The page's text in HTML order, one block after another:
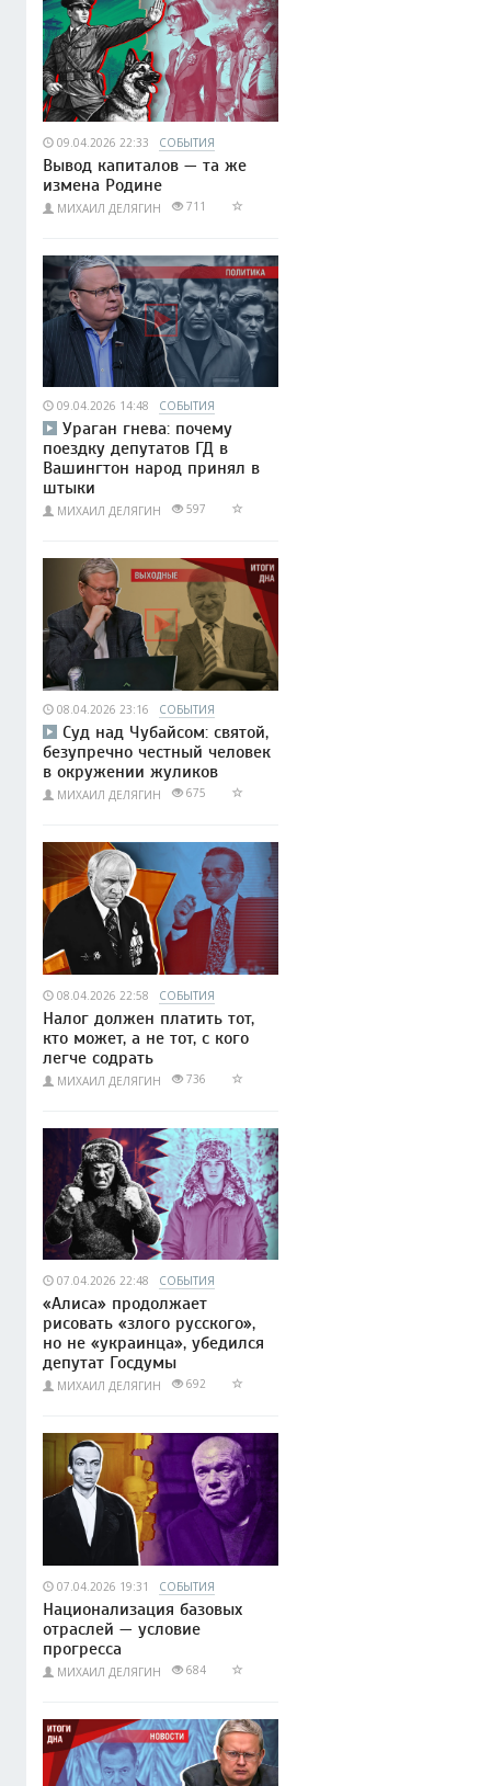
09.04.2026 22:33 СОБЫТИЯ
Вывод капиталов — та же
измена Родине
МИХАИЛ ДЕЛЯГИН 711
09.04.2026 14:48 СОБЫТИЯ
Ураган гнева: почему
поездку депутатов ГД в
Вашингтон народ принял в
штыки
МИХАИЛ ДЕЛЯГИН 597
08.04.2026 23:16 СОБЫТИЯ
Суд над Чубайсом: святой,
безупречно честный человек
в окружении жуликов
МИХАИЛ ДЕЛЯГИН 675
08.04.2026 22:58 СОБЫТИЯ
Налог должен платить тот,
кто может, а не тот, с кого
легче содрать
МИХАИЛ ДЕЛЯГИН 736
07.04.2026 22:48 СОБЫТИЯ
«Алиса» продолжает
рисовать «злого русского»,
но не «украинца», убедился
депутат Госдумы
МИХАИЛ ДЕЛЯГИН 692
07.04.2026 19:31 СОБЫТИЯ
Национализация базовых
отраслей — условие
прогресса
МИХАИЛ ДЕЛЯГИН 684